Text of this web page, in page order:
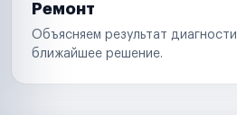
Ремонт
Объясняем результат
ближайшее решение.